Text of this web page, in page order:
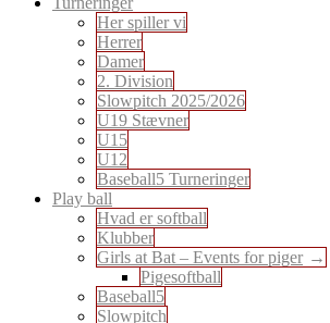
Her spiller vi
Herrer
Damer
2. Division
Slowpitch 2025/2026
U19 Stævner
U15
U12
Baseball5 Turneringer
Play ball
Hvad er softball
Klubber
Girls at Bat – Events for piger
Pigesoftball
Baseball5
Slowpitch